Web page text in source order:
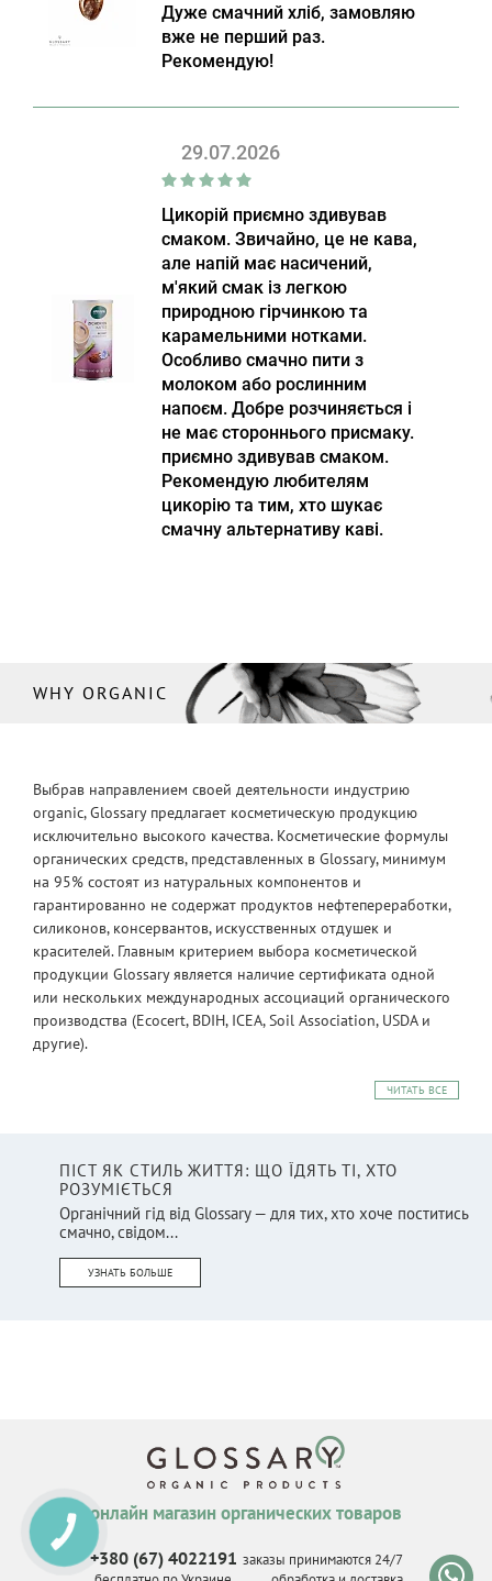
Дуже смачний хліб, замовляю
вже не перший раз.
Рекомендую!
29.07.2026
Цикорій приємно здивував
смаком. Звичайно, це не кава,
але напій має насичений,
м'який смак із легкою
природною гірчинкою та
карамельними нотками.
Особливо смачно пити з
молоком або рослинним
напоєм. Добре розчиняється і
не має стороннього присмаку.
приємно здивував смаком.
Рекомендую любителям
цикорію та тим, хто шукає
смачну альтернативу каві.
WHY ORGANIC
Выбрав направлением своей деятельности индустрию
organic, Glossary предлагает косметическую продукцию
исключительно высокого качества. Косметические формулы
органических средств, представленных в Glossary, минимум
на 95% состоят из натуральных компонентов и
гарантированно не содержат продуктов нефтепереработки,
силиконов, консервантов, искусственных отдушек и
красителей. Главным критерием выбора косметической
продукции Glossary является наличие сертификата одной
или нескольких международных ассоциаций органического
производства (Ecocert, BDIH, ICEA, Soil Association, USDA и
другие).
ЧИТАТЬ ВСЕ
ПІСТ ЯК СТИЛЬ ЖИТТЯ: ЩО ЇДЯТЬ ТІ, ХТО
РОЗУМІЄТЬСЯ
Органічний гід від Glossary — для тих, хто хоче поститись
смачно, свідом...
УЗНАТЬ БОЛЬШЕ
онлайн магазин органических товаров
+380 (67) 4022191 заказы принимаются 24/7
КНОПКА
СВЯЗИ